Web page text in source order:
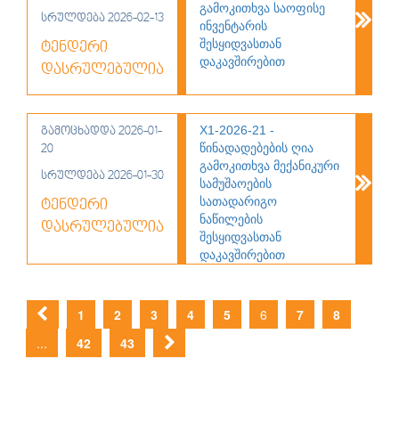
სრულდება 2026-02-13
ტენდერი
დასრულებულია
გამოკითხვა საოფისე
ინვენტარის
შესყიდვასთან
დაკავშირებით
გამოცხადდა 2026-01-
20
სრულდება 2026-01-30
ტენდერი
დასრულებულია
Х1-2026-21 -
წინადადებების ღია
გამოკითხვა მექანიკური
სამუშაოების
სათადარიგო
ნაწილების
შესყიდვასთან
დაკავშირებით
1 2 3 4 5 6 7
8
...
42 43